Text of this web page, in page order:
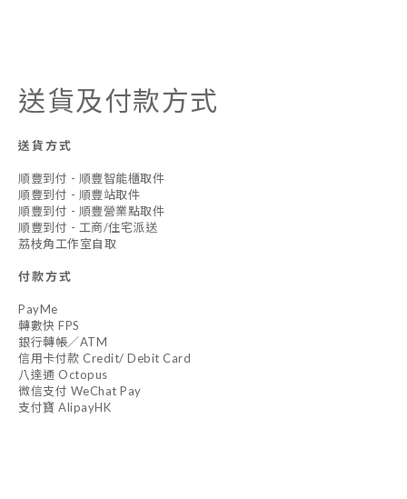
送貨及付款方式
送貨方式
順豐到付 - 順豐智能櫃取件
順豐到付 - 順豐站取件
順豐到付 - 順豐營業點取件
順豐到付 - 工商/住宅派送
荔枝角工作室自取
付款方式
PayMe
轉數快 FPS
銀行轉帳／ATM
信用卡付款 Credit/ Debit Card
八達通 Octopus
微信支付 WeChat Pay
支付寶 AlipayHK